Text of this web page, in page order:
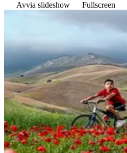
Avvia slideshow
Fullscreen